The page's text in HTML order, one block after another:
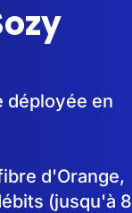
déployée en
d'Orange,
(jusqu'à 8